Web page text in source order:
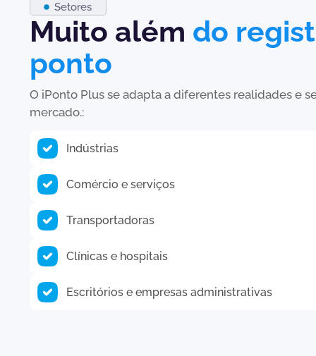
Setores
Muito além do
ponto
O iPonto Plus se adapta a diferentes realidades e
mercado.:
Indústrias
Comércio e serviços
Transportadoras
Clínicas e hospitais
Escritórios e empresas administrativas